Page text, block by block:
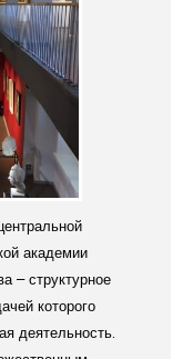
академии
– структурное
которого
деятельность.